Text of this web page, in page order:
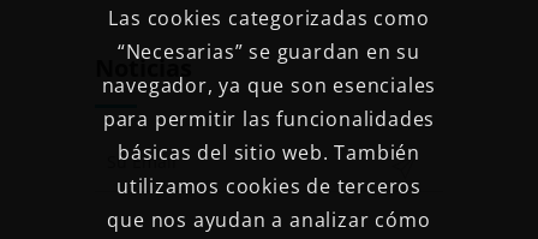
Noticias
Las cookies categorizadas como
“Necesarias” se guardan en su
navegador, ya que son esenciales
para permitir las funcionalidades
básicas del sitio web. También
utilizamos cookies de terceros
que nos ayudan a analizar cómo